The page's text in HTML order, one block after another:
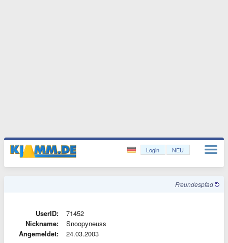
Login NEU
Freundespfad
UserID:
71452
Nickname:
Snoopyneuss
Angemeldet:
24.03.2003